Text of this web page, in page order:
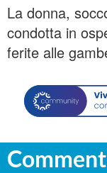
La donna,
condotta in
ferite alle